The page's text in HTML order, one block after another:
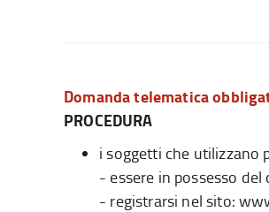
Domanda telematica
PROCEDURA
i soggetti che utilizzano
- essere in possesso
- registrarsi nel sito: